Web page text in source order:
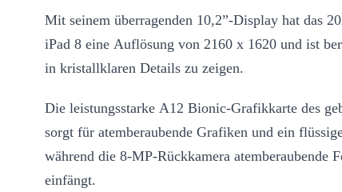
Mit seinem überragenden 10,2”-Display hat das
iPad 8 eine Auflösung von 2160 x 1620 und ist
in kristallklaren Details zu zeigen.
Die leistungsstarke A12 Bionic-Grafikkarte des
sorgt für atemberaubende Grafiken und ein
während die 8-MP-Rückkamera atemberaubende
einfängt.